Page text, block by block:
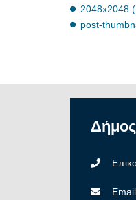
2048x2048
post-
Δήμος